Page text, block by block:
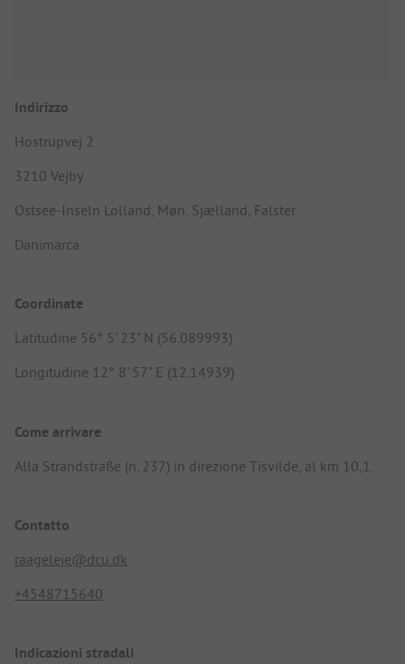
Indirizzo
Hostrupvej 2
3210 Vejby
Ostsee-Inseln Lolland, Møn, Sjælland, Falster
Danimarca
Coordinate
Latitudine 56° 5' 23" N (56.089993)
Longitudine 12° 8' 57" E (12.14939)
Come arrivare
Alla Strandstraße (n. 237) in direzione Tisvilde, al km 10,1.
Contatto
raageleje@dcu.dk
+4548715640
Indicazioni stradali